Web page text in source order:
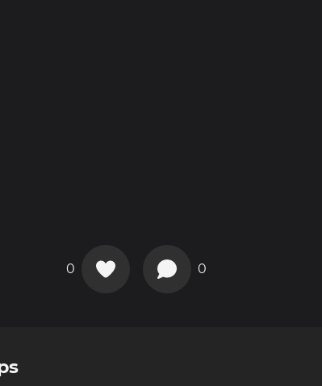
0 0